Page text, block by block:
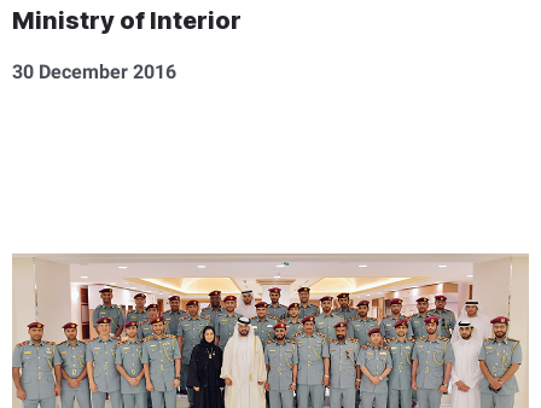
Ministry of Interior
30 December 2016